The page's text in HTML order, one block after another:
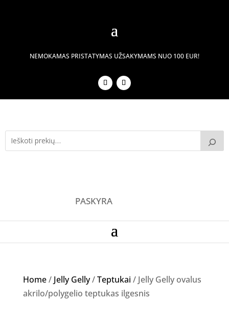
NEMOKAMAS PRISTATYMAS UŽSAKYMAMS NUO 100 EUR!
PASKYRA
Home/ Jelly Gelly/Teptukai / Jelly Gelly ovalus
akrilo/polygelio teptukas ilgesnis